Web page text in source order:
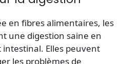
en fibres alimentaires, les
une digestion saine en
Elles peuvent
les problèmes de